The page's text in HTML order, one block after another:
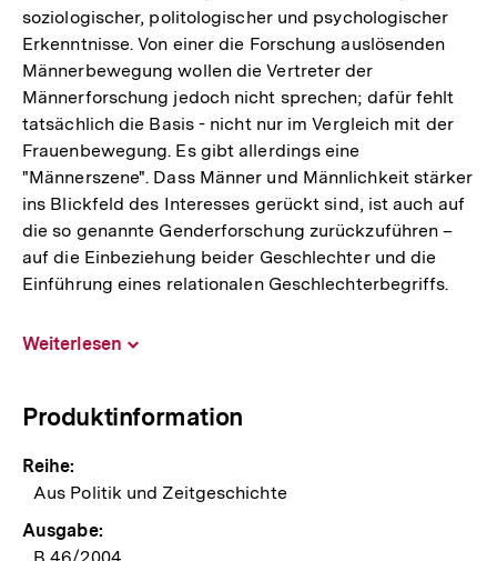
soziologischer, politologischer und psychologischer
Erkenntnisse. Von einer die Forschung auslösenden
Männerbewegung wollen die Vertreter der
Männerforschung jedoch nicht sprechen; dafür fehlt
tatsächlich die Basis - nicht nur im Vergleich mit der
Frauenbewegung. Es gibt allerdings eine
"Männerszene". Dass Männer und Männlichkeit stärker
ins Blickfeld des Interesses gerückt sind, ist auch auf
die so genannte Genderforschung zurückzuführen –
auf die Einbeziehung beider Geschlechter und die
Einführung eines relationalen Geschlechterbegriffs.
Weiterlesen
Produktinformation
Reihe:
Aus Politik und Zeitgeschichte
Ausgabe: